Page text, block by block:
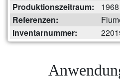
Produktionszeitraum:
Referenzen:
Inventarnummer: